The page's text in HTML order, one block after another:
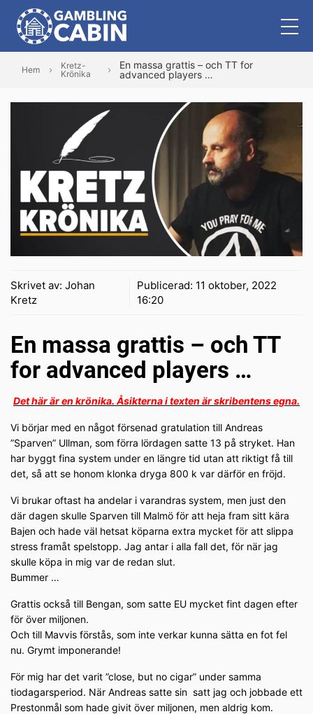
Hem
Kretz-
Krönika
En massa grattis – och TT for
advanced players …
Skrivet av: Johan
Kretz
Publicerad: 11 oktober, 2022
16:20
En massa grattis – och TT
for advanced players …
Det här är en krönika. Åsikterna i texten är skribentens egna.
Vi börjar med en något försenad gratulation till Andreas
”Sparven” Ullman, som förra lördagen satte 13 på stryket. Han
har byggt fina system under en längre tid utan att riktigt få till
det, så att se honom klonka dryga 800 k var därför en fröjd.
Vi brukar oftast ha andelar i varandras system, men just den
där dagen skulle Sparven till Malmö för att heja fram sitt kära
Bajen och hade väl hetsat köparna extra mycket för att slippa
stress framåt spelstopp. Jag antar i alla fall det, för när jag
skulle köpa in mig var de redan slut.
Bummer …
Grattis också till Bengan, som satte EU mycket fint dagen efter
för över miljonen.
Och till Mavvis förstås, som inte verkar kunna sätta en fot fel
nu. Grymt imponerande!
För mig har det varit ”close, but no cigar” under samma
tiodagarsperiod. När Andreas satte sin satt jag och jobbade ett
Prestonmål som hade givit över miljonen, men aldrig kom.